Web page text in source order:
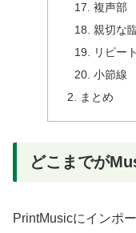
複声部
親切な
リピー
小節線
まとめ
どこまでが
PrintMusicにインポ